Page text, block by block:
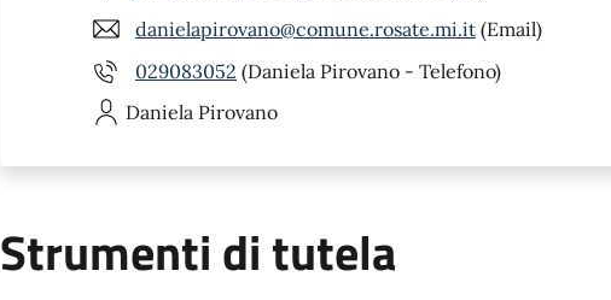
danielapirovano@comune.rosate.mi.it (Email)
029083052 (Daniela Pirovano - Telefono)
Daniela Pirovano
Strumenti di tutela